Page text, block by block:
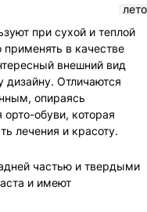
лето
при сухой и теплой
в качестве
внешний вид
дизайну. Отличаются
опираясь
орто-обуви, которая
лечения и красоту.
частью и твердыми
и имеют